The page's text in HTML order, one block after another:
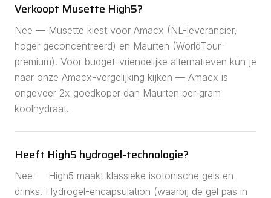
Verkoopt Musette High5?
Nee — Musette kiest voor Amacx (NL-leverancier,
hoger geconcentreerd) en Maurten (WorldTour-
premium). Voor budget-vriendelijke alternatieven kun je
naar onze Amacx-vergelijking kijken — Amacx is
ongeveer 2x goedkoper dan Maurten per gram
koolhydraat.
Heeft High5 hydrogel-technologie?
Nee — High5 maakt klassieke isotonische gels en
drinks. Hydrogel-encapsulation (waarbij de gel pas in